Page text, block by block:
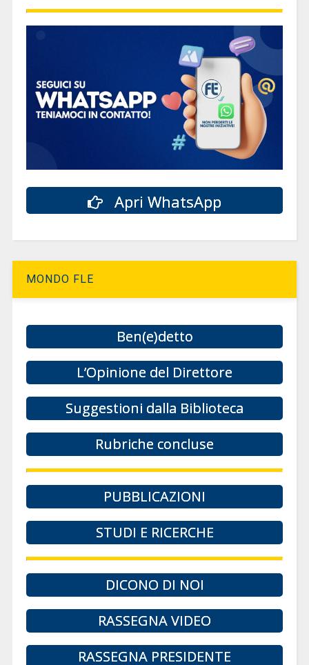
Apri WhatsApp
MONDO FLE
Ben(e)detto
L’Opinione del Direttore
Suggestioni dalla Biblioteca
Rubriche concluse
PUBBLICAZIONI
STUDI E RICERCHE
DICONO DI NOI
RASSEGNA VIDEO
RASSEGNA PRESIDENTE